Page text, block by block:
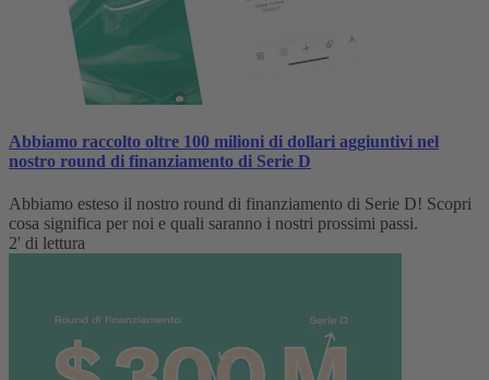
Abbiamo raccolto oltre 100 milioni di dollari aggiuntivi nel
nostro round di finanziamento di Serie D
Abbiamo esteso il nostro round di finanziamento di Serie D! Scopri
cosa significa per noi e quali saranno i nostri prossimi passi.
2' di lettura